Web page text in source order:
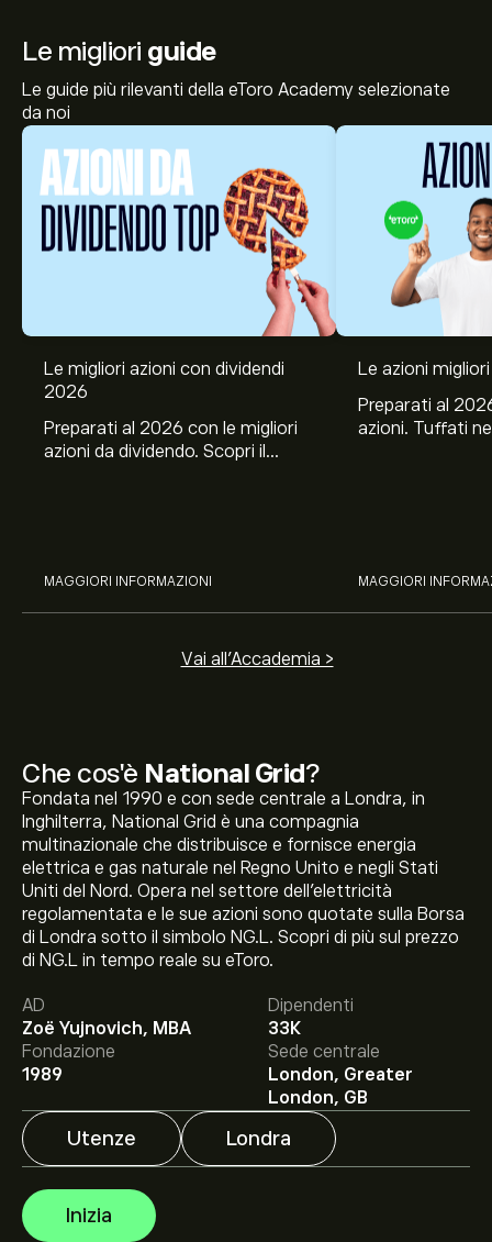
Che cos'è National Grid?
Fondata nel 1990 e con sede centrale a Londra, in
Inghilterra, National Grid è una compagnia
multinazionale che distribuisce e fornisce energia
elettrica e gas naturale nel Regno Unito e negli Stati
Uniti del Nord. Opera nel settore dell’elettricità
regolamentata e le sue azioni sono quotate sulla Borsa
di Londra sotto il simbolo NG.L. Scopri di più sul prezzo
di NG.L in tempo reale su eToro.
AD
Zoë Yujnovich, MBA
Dipendenti
33K
Fondazione
1989
Sede centrale
London, Greater
London, GB
Utenze Londra
Inizia
Le migliori guide
Le guide più rilevanti della eToro Academy selezionate
da noi
Le migliori azioni con dividendi
2026
Preparati al 2026 con le migliori
azioni da dividendo. Scopri il
MAGGIORI INFORMAZIONI
Le azioni
Preparati al
azioni. Tuffati
MAGGIORI
Vai all'Accademia >
Il prezzo attuale delle azioni NG.L è di 1,193.50‎p‎.
Il target di prezzo medio per le azioni National Grid è di
1,193.50‎p‎.
su eToro per previsioni dettagliate
degli analisti e obiettivi di prezzo.
Gli analisti offrono previsioni per le azioni National Grid
basate su tendenze di mercato, rapporti finanziari e
crescita prevista. Consulta le previsioni recenti per i
futuri movimenti dei prezzi.